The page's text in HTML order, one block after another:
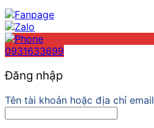
0931633699
Đăng nhập
Tên tài khoản hoặc địa chỉ email